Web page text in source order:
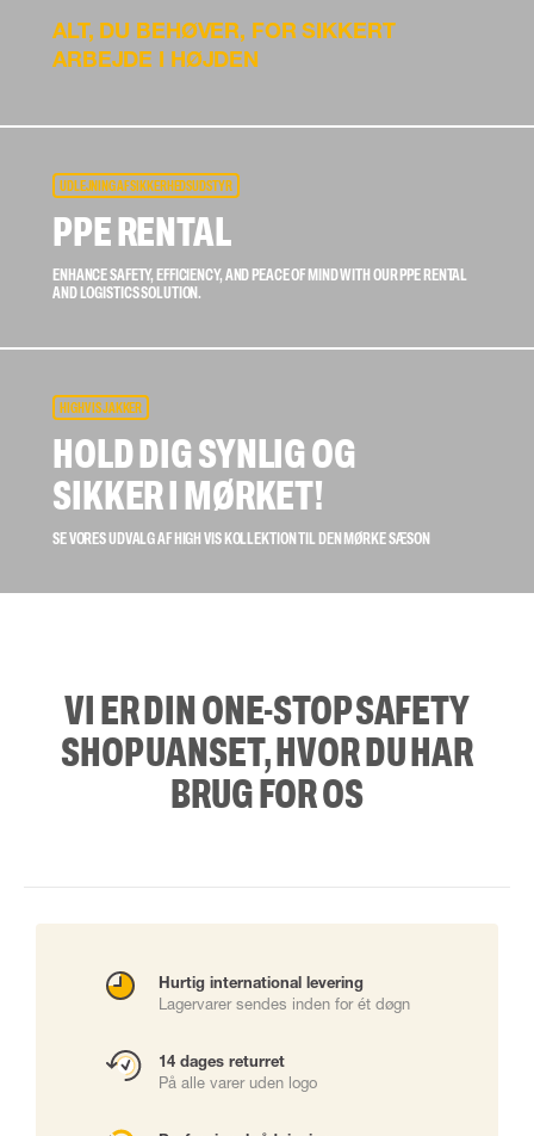
ALT, DU BEHØVER, FOR SIKKERT
ARBEJDE I HØJDEN
UDLEJNING AF SIKKERHEDSUDSTYR
PPE RENTAL
ENHANCE SAFETY, EFFICIENCY, AND PEACE OF MIND WITH OUR PPE RENTAL
AND LOGISTICS SOLUTION.
HIGH VIS JAKKER
HOLD DIG SYNLIG OG
SIKKER I MØRKET!
SE VORES UDVALG AF HIGH VIS KOLLEKTION TIL DEN MØRKE SÆSON
VI ER DIN ONE-STOP SAFETY
SHOP UANSET, HVOR DU HAR
BRUG FOR OS
Hurtig international levering
Lagervarer sendes inden for ét døgn
14 dages returret
På alle varer uden logo